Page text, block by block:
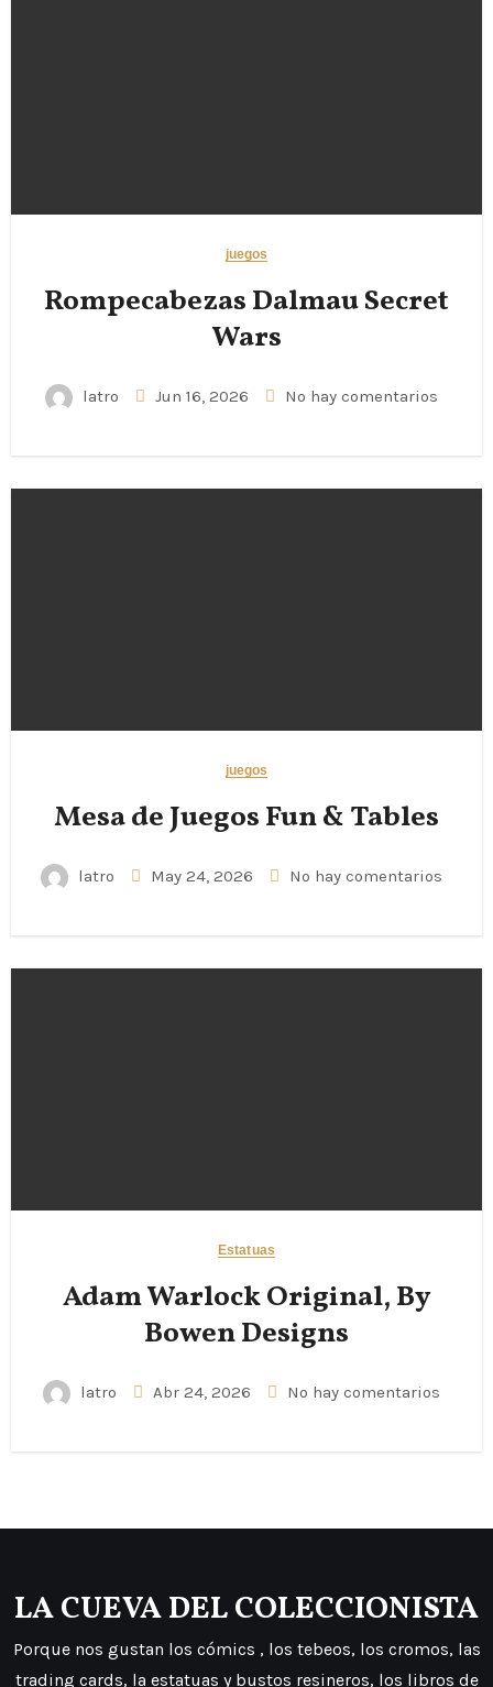
juegos
Rompecabezas Dalmau Secret
Wars
latro Jun 16, 2026 No hay comentarios
juegos
Mesa de Juegos Fun & Tables
latro May 24, 2026 No hay comentarios
Estatuas
Adam Warlock Original, By
Bowen Designs
latro Abr 24, 2026 No hay comentarios
LA CUEVA DEL COLECCIONISTA
Porque nos gustan los cómics , los tebeos, los cromos, las
trading cards, la estatuas y bustos resineros, los libros de